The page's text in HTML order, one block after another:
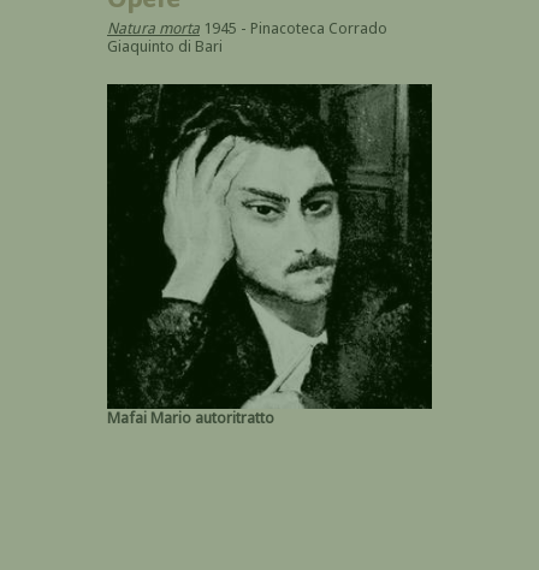
Natura morta 1945 - Pinacoteca Corrado
Giaquinto di Bari
Mafai Mario autoritratto